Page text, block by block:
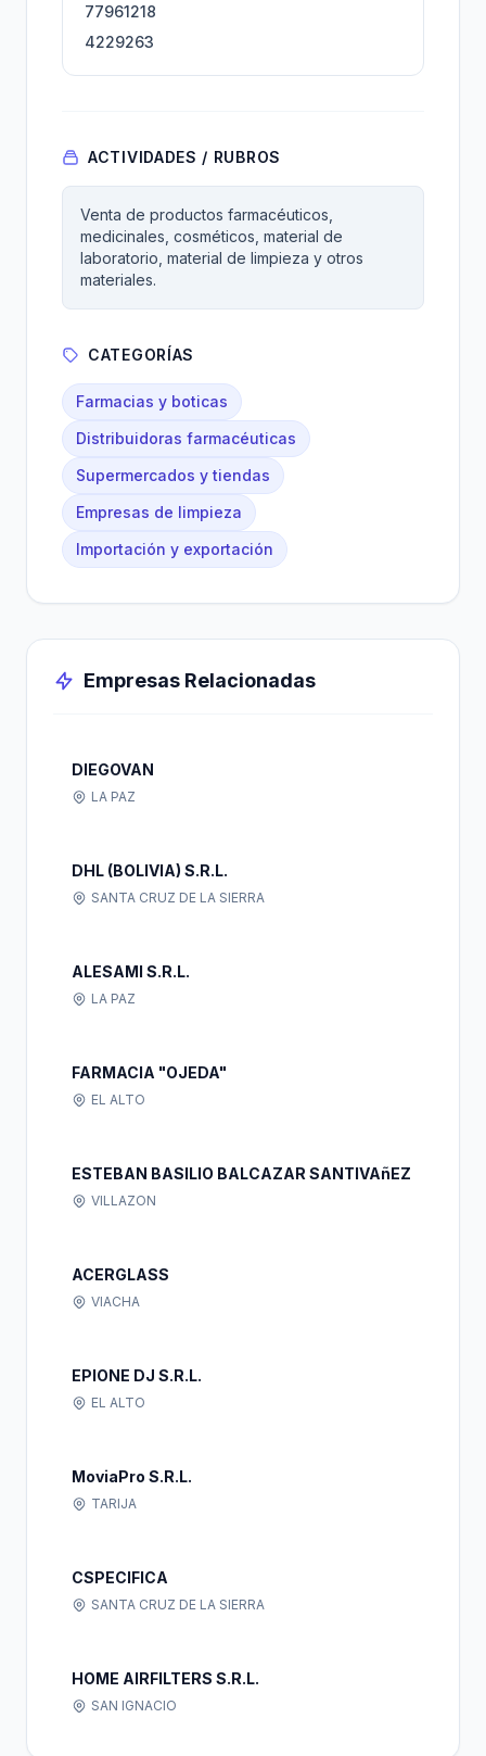
77961218
4229263
ACTIVIDADES / RUBROS
Venta de productos farmacéuticos,
medicinales, cosméticos, material de
laboratorio, material de limpieza y otros
materiales.
CATEGORÍAS
Farmacias y boticas
Distribuidoras farmacéuticas
Supermercados y tiendas
Empresas de limpieza
Importación y exportación
Empresas Relacionadas
DIEGOVAN
LA PAZ
DHL (BOLIVIA) S.R.L.
SANTA CRUZ DE LA SIERRA
ALESAMI S.R.L.
LA PAZ
FARMACIA "OJEDA"
EL ALTO
ESTEBAN BASILIO BALCAZAR SANTIVAñEZ
VILLAZON
ACERGLASS
VIACHA
EPIONE DJ S.R.L.
EL ALTO
MoviaPro S.R.L.
TARIJA
CSPECIFICA
SANTA CRUZ DE LA SIERRA
HOME AIRFILTERS S.R.L.
SAN IGNACIO